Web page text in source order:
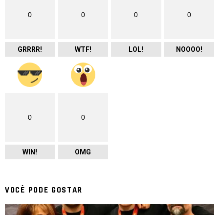
0
GRRRR!
0
WTF!
0
LOL!
0
NOOOO!
0
WIN!
0
OMG
VOCÊ PODE GOSTAR